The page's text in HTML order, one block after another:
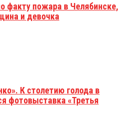
факту пожара в Челябинске,
и девочка
К столетию голода в
фотовыставка «Третья